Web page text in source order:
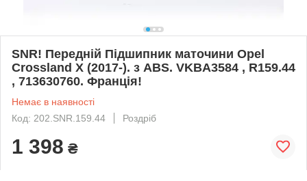
SNR! Передній Підшипник маточини Opel
Crossland X (2017-). з ABS. VKBA3584 , R159.44
, 713630760. Франція!
Немає в наявності
Код: 202.SNR.159.44
Роздріб
1 398 ₴